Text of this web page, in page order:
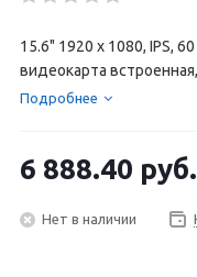
15.6" 1920 x 1080, IPS,
видеокарта
Подробнее
6 888.40 руб.
Нет в наличии